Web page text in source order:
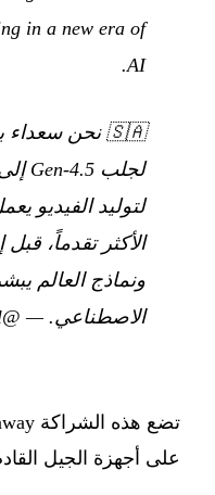
in a new era of
AI.
🇸🇦
الأكثر تقدماً، قبل
ونماذج العالم
الاصطناعي. — @runwayml على X
على أجهزة الجيل